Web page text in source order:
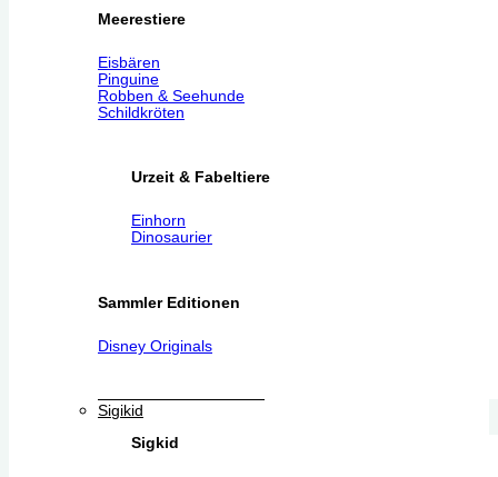
Meerestiere
Eisbären
Pinguine
Robben & Seehunde
Schildkröten
Urzeit & Fabeltiere
Einhorn
Dinosaurier
Sammler Editionen
Disney Originals
Sigikid
Sigkid